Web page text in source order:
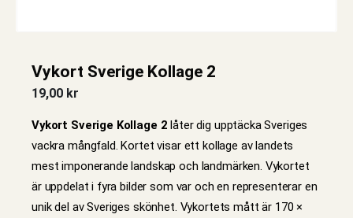
Vykort Sverige Kollage 2
19,00 kr
Vykort Sverige Kollage 2låter dig upptäcka Sveriges
vackra mångfald. Kortet visar ett kollage av landets
mest imponerande landskap och landmärken. Vykortet
är uppdelat i fyra bilder som var och en representerar en
unik del av Sveriges skönhet. Vykortets mått är 170 ×